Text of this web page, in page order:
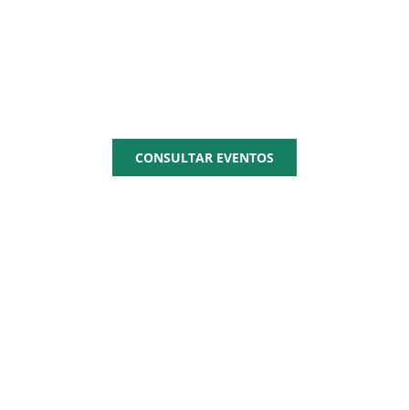
CONSULTAR EVENTOS